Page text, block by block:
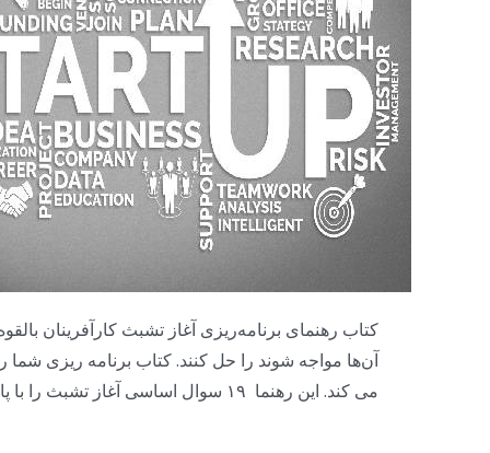
کتاب رهنمای برنامه‌ریزی آغاز تشبث کارآفرینان
آن‌ها مواجه شوند را حل کنند. کتاب برنامه ریزی شما
می کند. این رهنما ۱۹ سوال اساسی آغاز تشبث را با پاسخ های سازنده جواب میگوید.